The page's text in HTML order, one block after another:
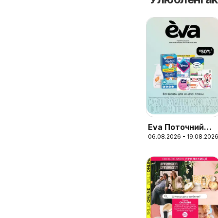
Eva Поточний
каталог
06.08.2026 - 19.08.2026